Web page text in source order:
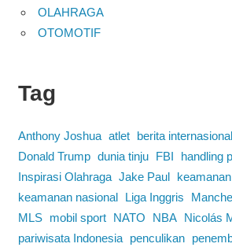
OLAHRAGA
OTOMOTIF
Tag
Anthony Joshua atlet berita internasional
Donald Trump dunia tinju FBI
handling
Inspirasi Olahraga Jake Paul
keamanan
keamanan nasional
Liga Inggris
MLS
mobil sport NATO NBA Nicolás
pariwisata Indonesia
penculikan